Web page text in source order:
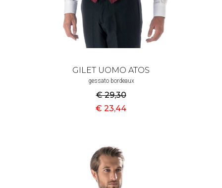
GILET UOMO ATOS
gessato bordeaux
€ 29,30
€ 23,44